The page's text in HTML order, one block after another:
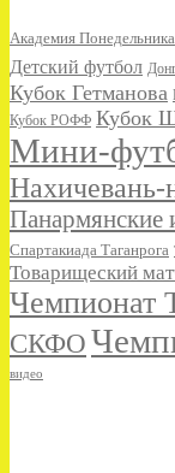
Академия Понедельника
Детский футбол
Кубок Гетманова
Кубок РОФФ Кубок
Мини-
Панармянские
Спартакиада Таганрога
Товарищеский
Чемпионат
СКФО
видео